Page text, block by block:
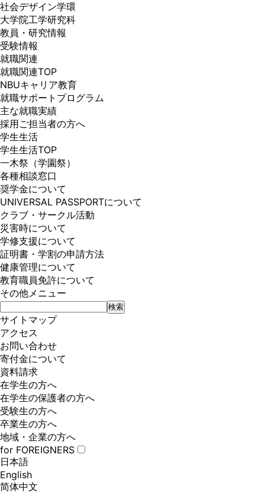
社会デザイン学環
大学院工学研究科
教員・研究情報
受験情報
就職関連
就職関連TOP
NBUキャリア教育
就職サポートプログラム
主な就職実績
採用ご担当者の方へ
学生生活
学生生活TOP
一木祭（学園祭）
各種相談窓口
奨学金について
UNIVERSAL PASSPORTについて
クラブ・サークル活動
災害時について
学修支援について
証明書・学割の申請方法
健康管理について
教育職員免許について
その他メニュー
サイトマップ
アクセス
お問い合わせ
寄付金について
資料請求
在学生の方へ
在学生の保護者の方へ
受験生の方へ
卒業生の方へ
地域・企業の方へ
for FOREIGNERS
日本語
English
简体中文